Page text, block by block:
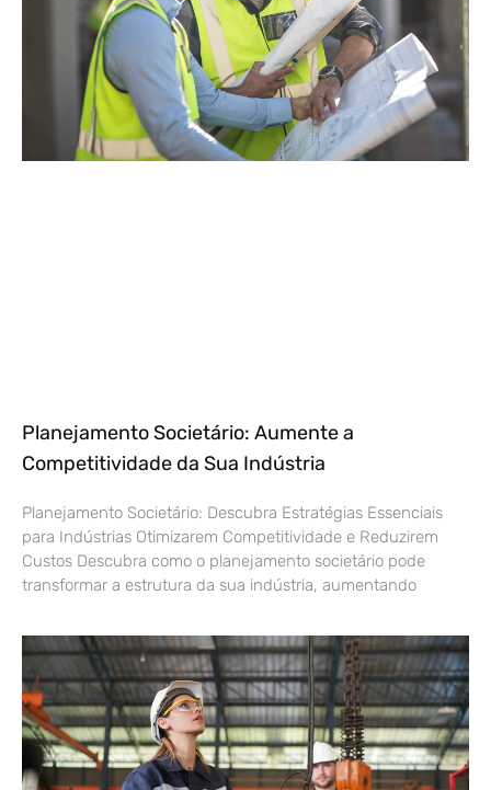
Planejamento Societário: Aumente a
Competitividade da Sua Indústria
Planejamento Societário: Descubra Estratégias Essenciais
para Indústrias Otimizarem Competitividade e Reduzirem
Custos Descubra como o planejamento societário pode
transformar a estrutura da sua indústria, aumentando